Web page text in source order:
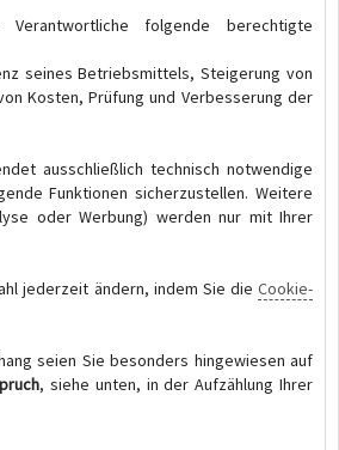
folgende berechtigte
seines Betriebsmittels, Steigerung von
Kosten, Prüfung und Verbesserung der
ausschließlich technisch notwendige
Funktionen sicherzustellen. Weitere
oder Werbung) werden nur mit Ihrer
jederzeit ändern, indem Sie die Cookie-
seien Sie besonders hingewiesen auf
, siehe unten, in der Aufzählung Ihrer